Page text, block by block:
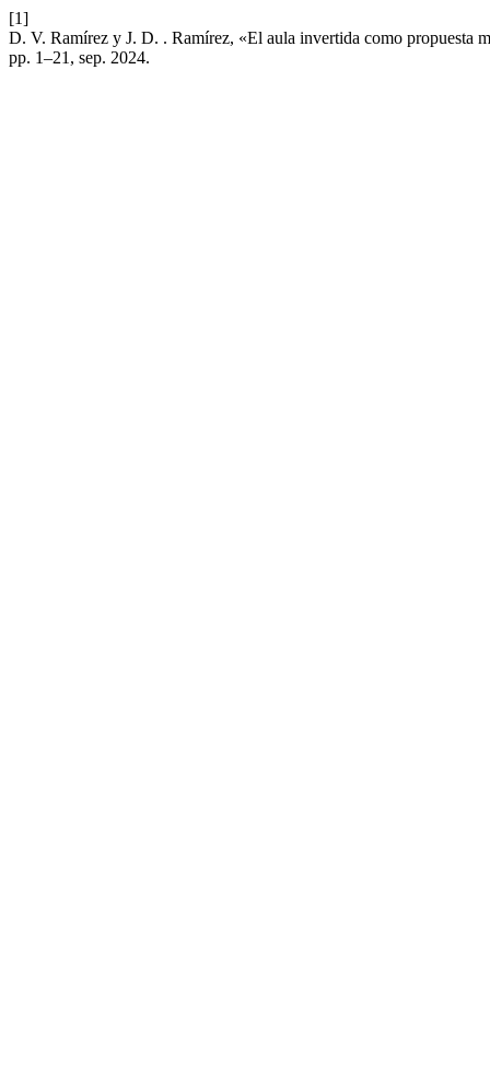
[1]
D. V. Ramírez y J. D. . Ramírez, «El aula invertida como propuesta
pp. 1–21, sep. 2024.